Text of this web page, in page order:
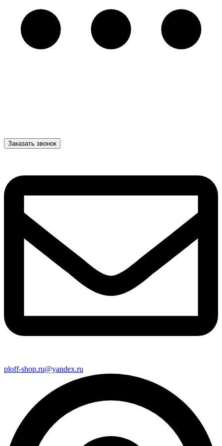
Заказать звонок
ploff-shop.ru@yandex.ru